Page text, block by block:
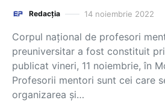
Redacția 14 noiembrie 2022
Corpul național de profesori
preuniversitar a fost constituit
publicat vineri, 11 noiembrie, în
Profesorii mentori sunt cei care
organizarea și…